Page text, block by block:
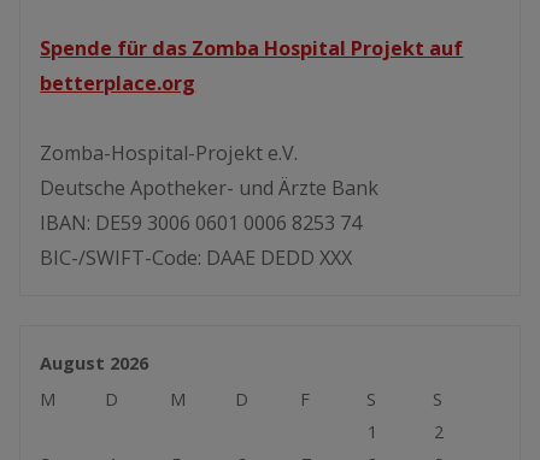
Spende für das Zomba Hospital Projekt auf
betterplace.org
Zomba-Hospital-Projekt e.V.
Deutsche Apotheker- und Ärzte Bank
IBAN: DE59 3006 0601 0006 8253 74
BIC-/SWIFT-Code: DAAE DEDD XXX
August 2026
M
D M D F S
S
1
2